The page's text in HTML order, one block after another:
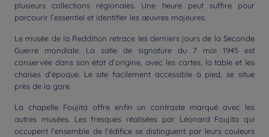
plusieurs collections régionales. Une heure peut suffire pour
parcourir l’essentiel et identifier les œuvres majeures.
Le musée de la Reddition retrace les derniers jours de la Seconde
Guerre mondiale. La salle de signature du 7 mai 1945 est
conservée dans son état d’origine, avec les cartes, la table et les
chaises d’époque. Le site facilement accessible à pied, se situe
près de la gare.
La chapelle Foujita offre enfin un contraste marqué avec les
autres musées. Les fresques réalisées par Léonard Foujita qui
occupent l’ensemble de l’édifice se distinguent par leurs couleurs